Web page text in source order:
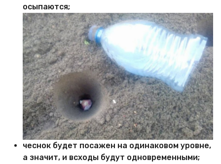
осыпаются;
чеснок будет посажен на одинаковом уровне,
а значит, и всходы будут одновременными;